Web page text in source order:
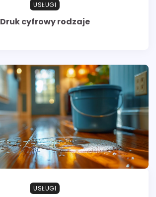
USŁUGI
Druk cyfrowy rodzaje
USŁUGI